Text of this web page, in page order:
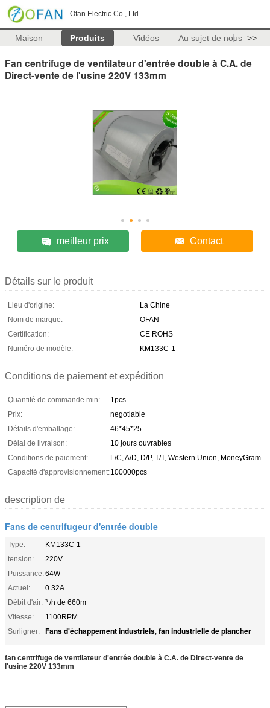
Ofan Electric Co., Ltd
Maison Produits Vidéos Au sujet de nous >>
Fan centrifuge de ventilateur d'entrée double à C.A. de
Direct-vente de l'usine 220V 133mm
meilleur prix Contact
Détails sur le produit
Lieu d'origine:
La Chine
Nom de marque:
OFAN
Certification:
CE ROHS
Numéro de modèle:
KM133C-1
Conditions de paiement et expédition
Quantité de commande min:
1pcs
Prix:
negotiable
Détails d'emballage:
46*45*25
Délai de livraison:
10 jours ouvrables
Conditions de paiement:
L/C, A/D, D/P, T/T, Western Union, MoneyGram
Capacité d'approvisionnement:100000pcs
description de
Fans de centrifugeur d'entrée double
Type:
KM133C-1
tension:
220V
Puissance:64W
Actuel:
0.32A
Débit d'air: ³ /h de 660m
Vitesse:
1100RPM
Surligner:
Fans d'échappement industriels, fan industrielle de plancher
fan centrifuge de ventilateur d'entrée double à C.A. de Direct-vente de
l'usine 220V 133mm